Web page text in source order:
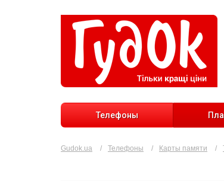
Телефоны
Gudok.ua Телефоны Карты памяти